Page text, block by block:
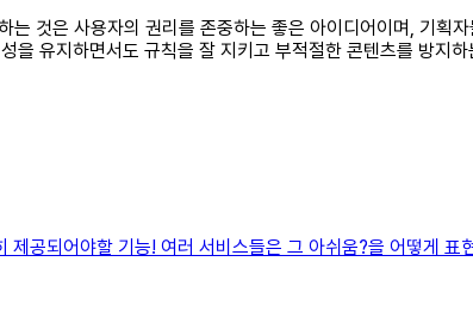
것은 사용자의 권리를 존중하는 좋은 아이디어이며, 기획
유지하면서도 규칙을 잘 지키고 부적절한 콘텐츠를 방지
제공되어야할 기능! 여러 서비스들은 그 아쉬움?을 어떻게